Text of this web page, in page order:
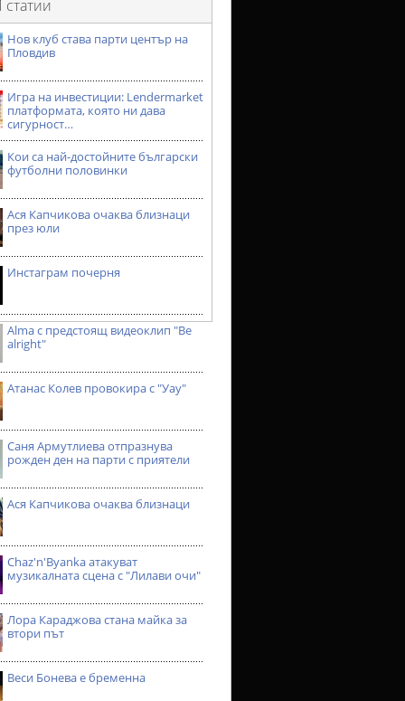
Нов клуб става парти център на
Пловдив
Игра на инвестиции: Lendermarket
платформата, която ни дава
сигурност…
Кои са най-достойните български
футболни половинки
Ася Капчикова очаква близнаци
през юли
Инстаграм почерня
Alma с предстоящ видеоклип "Be
alright"
Атанас Колев провокира с "Уау"
Саня Армутлиева отпразнува
рожден ден на парти с приятели
Ася Капчикова очаква близнаци
Chaz'n'Byanka атакуват
музикалната сцена с "Лилави очи"
Лора Караджова стана майка за
втори път
Веси Бонева е бременна